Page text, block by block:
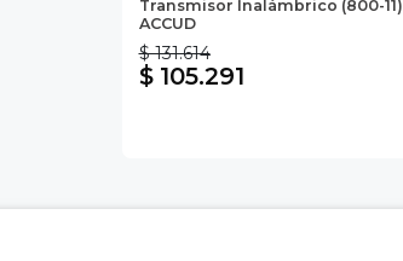
Transmisor Inalámbrico (800-11)
ACCUD
$ 131.614
$ 105.291